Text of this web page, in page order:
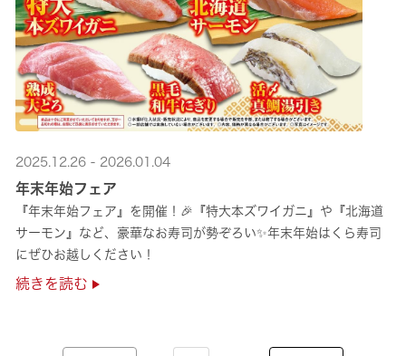
2025.12.26 - 2026.01.04
年末年始フェア
『年末年始フェア』を開催！🎉『特大本ズワイガニ』や『北海道
サーモン』など、豪華なお寿司が勢ぞろい✨年末年始はくら寿司
にぜひお越しください！
続きを読む